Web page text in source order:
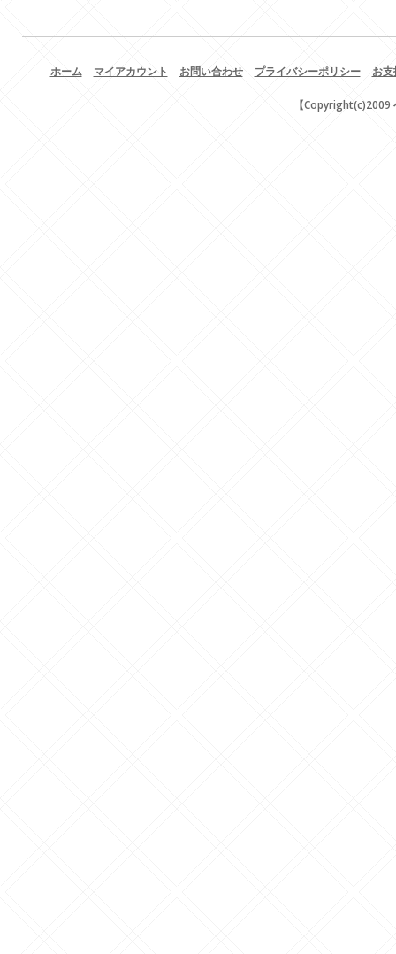
ホーム マイアカウント お問い合わせ プライバシーポリシー お
【